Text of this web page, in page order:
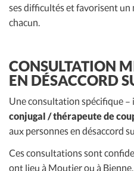
ses difficultés et favorisent
chacun.
CONSULTATION
EN DÉSACCORD
Une consultation spécifique
conjugal / thérapeute de
aux personnes en désaccord
Ces consultations sont
ont lieu à Moutier ou à Bienne,